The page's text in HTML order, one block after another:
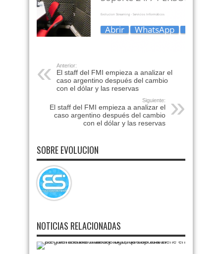
Anterior:
El staff del FMI empieza a analizar el
caso argentino después del cambio
con el dólar y las reservas
Siguiente:
El staff del FMI empieza a analizar el
caso argentino después del cambio
con el dólar y las reservas
SOBRE EVOLUCION
NOTICIAS RELACIONADAS